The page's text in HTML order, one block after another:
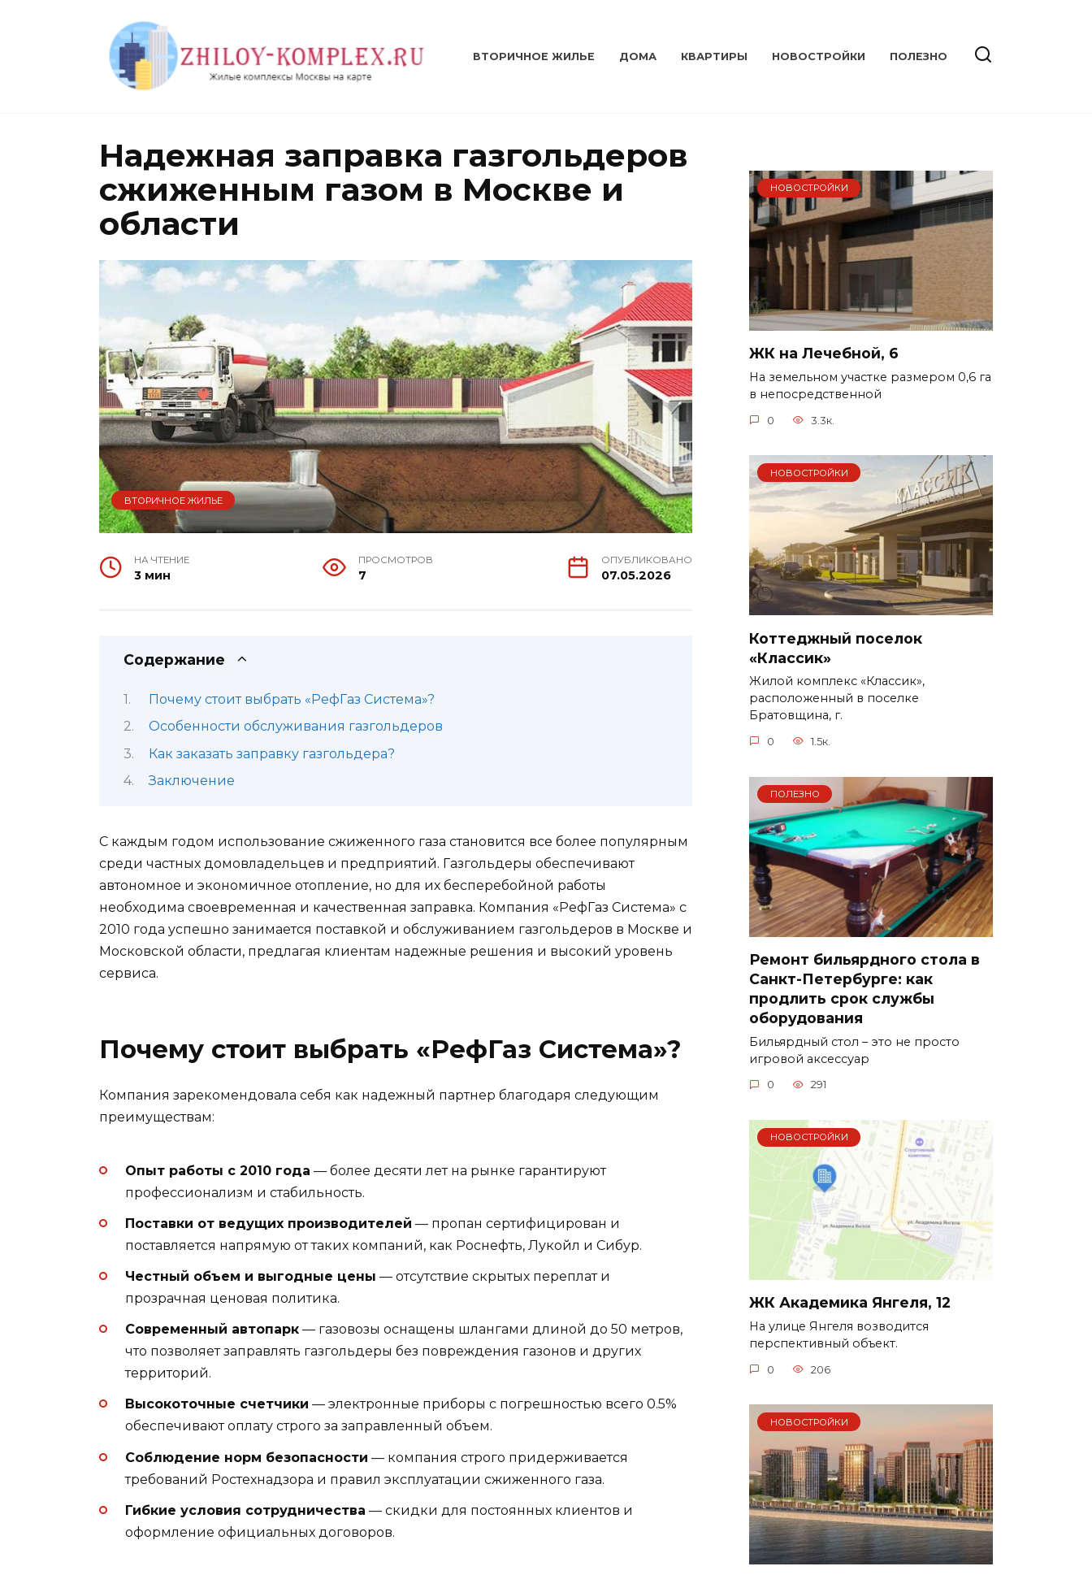
ВТОРИЧНОЕ ЖИЛЬЕ ДОМА КВАРТИРЫ НОВОСТРОЙКИ ПОЛЕЗНО
Надежная заправка газгольдеров
сжиженным газом в Москве и
области
ВТОРИЧНОЕ ЖИЛЬЕ
НА ЧТЕНИЕ
3 мин
ПРОСМОТРОВ
7
ОПУБЛИКОВАНО
07.05.2026
Содержание
Почему стоит выбрать «РефГаз Система»?
Особенности обслуживания газгольдеров
Как заказать заправку газгольдера?
Заключение
С каждым годом использование сжиженного газа становится все более популярным
среди частных домовладельцев и предприятий. Газгольдеры обеспечивают
автономное и экономичное отопление, но для их бесперебойной работы
необходима своевременная и качественная заправка. Компания «РефГаз Система» с
2010 года успешно занимается поставкой и обслуживанием газгольдеров в Москве и
Московской области, предлагая клиентам надежные решения и высокий уровень
сервиса.
Почему стоит выбрать «РефГаз Система»?
Компания зарекомендовала себя как надежный партнер благодаря следующим
преимуществам:
Опыт работы с 2010 года — более десяти лет на рынке гарантируют
профессионализм и стабильность.
Поставки от ведущих производителей — пропан сертифицирован и
поставляется напрямую от таких компаний, как Роснефть, Лукойл и Сибур.
Честный объем и выгодные цены — отсутствие скрытых переплат и
прозрачная ценовая политика.
Современный автопарк — газовозы оснащены шлангами длиной до 50 метров,
что позволяет заправлять газгольдеры без повреждения газонов и других
территорий.
Высокоточные счетчики — электронные приборы с погрешностью всего 0.5%
обеспечивают оплату строго за заправленный объем.
Соблюдение норм безопасности — компания строго придерживается
требований Ростехнадзора и правил эксплуатации сжиженного газа.
Гибкие условия сотрудничества — скидки для постоянных клиентов и
оформление официальных договоров.
НОВОСТРОЙКИ
ЖК на Лечебной, 6
На земельном участке размером 0,6 га
в непосредственной
0 3.3к.
НОВОСТРОЙКИ
Коттеджный поселок
«Классик»
Жилой комплекс «Классик»,
расположенный в поселке
Братовщина, г.
0 1.5к.
ПОЛЕЗНО
Ремонт бильярдного стола в
Санкт-Петербурге: как
продлить срок службы
оборудования
Бильярдный стол – это не просто
игровой аксессуар
0 291
НОВОСТРОЙКИ
ЖК Академика Янгеля, 12
На улице Янгеля возводится
перспективный объект.
0 206
НОВОСТРОЙКИ